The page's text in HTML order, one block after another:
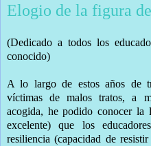
Elogio de la figura
(Dedicado a todos los
conocido)
A lo largo de estos años de
víctimas de malos tratos, a
acogida, he podido conocer la
excelente) que los
resiliencia (capacidad de